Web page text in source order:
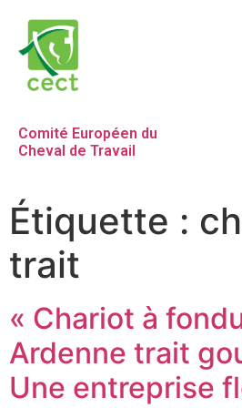
Comité Européen du
Cheval de Travail
Étiquette :
trait
« Chariot à
Ardenne trait
Une entreprise